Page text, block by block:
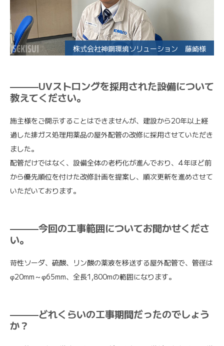
株式会社神鋼環境ソリューション 藤崎様
———UVストロングを採用された設備について
教えてください。
施主様をご開示することはできませんが、建設から20年以上経
過した排ガス処理用薬品の屋外配管の改修に採用させていただき
ました。
配管だけではなく、設備全体の老朽化が進んでおり、4年ほど前
から優先順位を付けた改修計画を提案し、順次更新を進めさせて
いただいております。
———今回の工事範囲についてお聞かせくださ
い。
苛性ソーダ、硫酸、リン酸の薬液を移送する屋外配管で、管径は
φ20mm～φ65mm、全長1,800mの範囲になります。
———どれくらいの工事期間だったのでしょう
か？